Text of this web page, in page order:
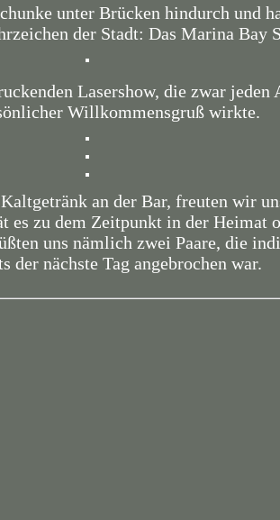
unter Brücken hindurch und
der Stadt: Das Marina Bay
Lasershow, die zwar
Willkommensgruß wirkte.
an der Bar, freuten wir
es zu dem Zeitpunkt in der Heimat
uns nämlich zwei Paare, die
der nächste Tag angebrochen war.